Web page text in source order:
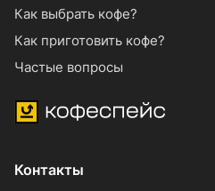
Как выбрать кофе?
Как приготовить кофе?
Частые вопросы
Контакты